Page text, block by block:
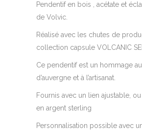
Pendentif en bois , acétate et
de Volvic.
Réalisé avec les chutes de
collection capsule VOLCANIC
Ce pendentif est un hommage
d’auvergne et à l’artisanat.
Fournis avec un lien ajustable,
en argent sterling
Personnalisation possible avec